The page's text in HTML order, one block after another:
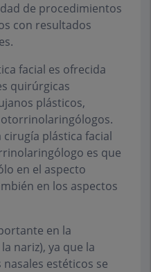
de procedimientos
con resultados
facial es ofrecida
quirúrgicas
plásticos,
plástica facial
es que
en el aspecto
en los aspectos
en la
nariz), ya que la
estéticos se